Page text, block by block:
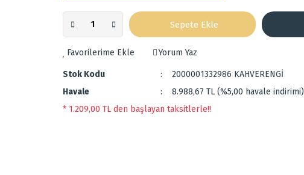
Sepete Ekle
Yorum Yaz
Stok Kodu
2000001332986 KAHVERENGİ
Havale
8.988,67 TL (%5,00 havale indirimi)
* 1.209,00 TL den başlayan taksitlerle!!